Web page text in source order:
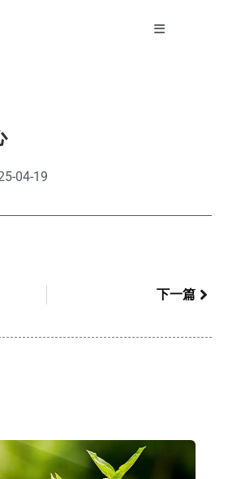
04-19
下一篇